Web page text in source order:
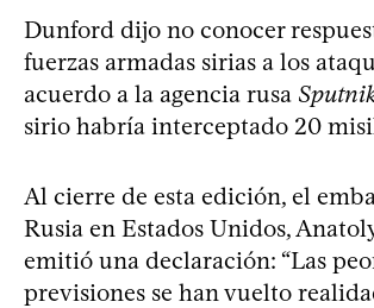
Dunford dijo no conocer
fuerzas armadas sirias a los
acuerdo a la agencia rusa
sirio habría interceptado 20
Al cierre de esta edición, el
Rusia en Estados Unidos,
emitió una declaración: “Las
previsiones se han vuelto